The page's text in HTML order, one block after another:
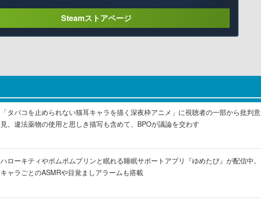
Steamストアページ
「タバコを止められない猫耳キャラを描く深夜枠アニメ」に視聴者の一部から批判意
見。違法薬物の使用と思しき描写も含めて、BPOが議論を交わす
ハローキティやポムポムプリンと眠れる睡眠サポートアプリ『ゆめたび』が配信中。
キャラごとのASMRや目覚ましアラームも搭載